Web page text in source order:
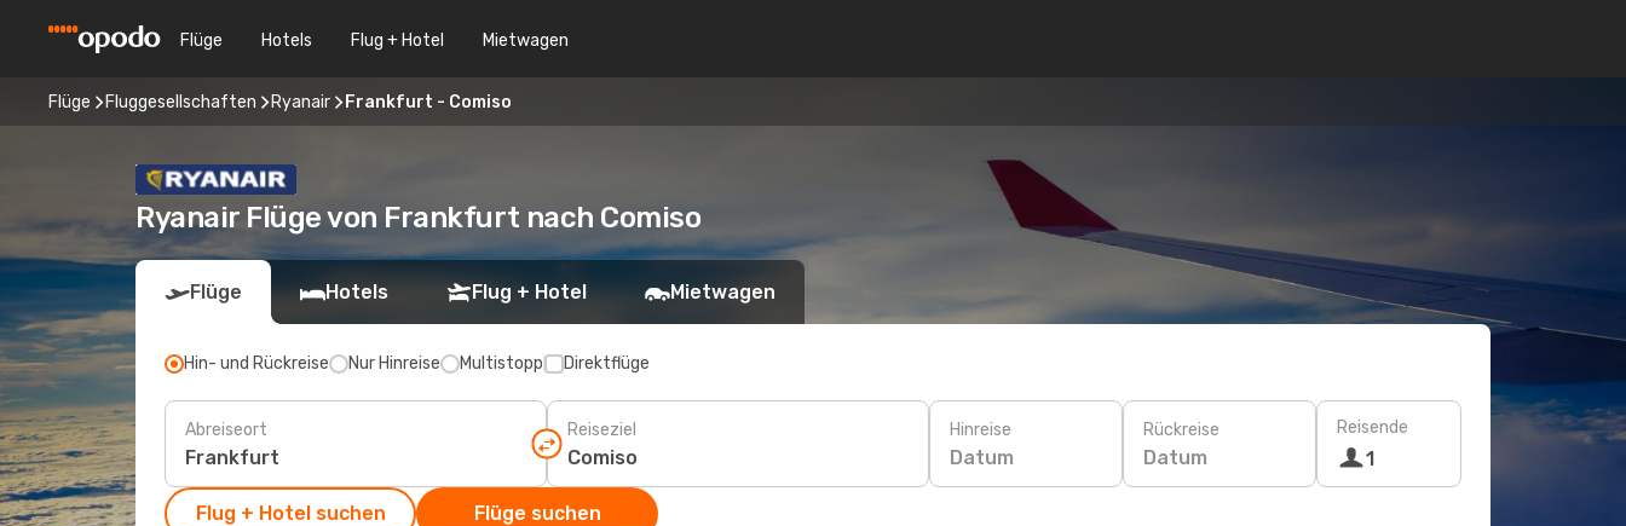
Flüge Hotels Flug + Hotel Mietwagen
Flüge Fluggesellschaften Ryanair Frankfurt - Comiso
Ryanair Flüge von Frankfurt nach Comiso
Flüge Hotels Flug + Hotel Mietwagen
Hin- und Rückreise Nur Hinreise Multistopp Direktflüge
Abreiseort Reiseziel Hinreise
Datum
Rückreise
Datum
Reisende
1
Flug + Hotel suchen Flüge suchen